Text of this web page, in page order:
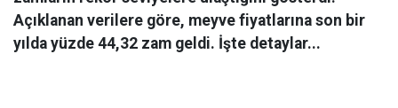
Açıklanan verilere göre, meyve fiyatlarına son bir
yılda yüzde 44,32 zam geldi. İşte detaylar...